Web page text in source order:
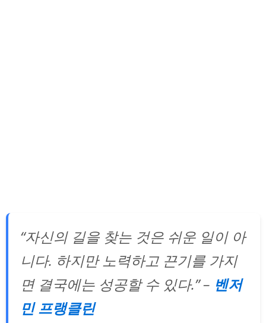
“자신의 길을 찾는 것은 쉬운 일이 아
니다. 하지만 노력하고 끈기를 가지
면 결국에는 성공할 수 있다.” – 벤저
민 프랭클린